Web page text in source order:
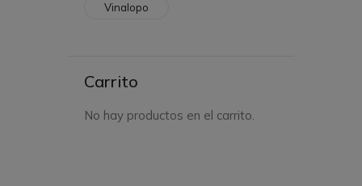
Vinalopo
Carrito
No hay productos en el carrito.